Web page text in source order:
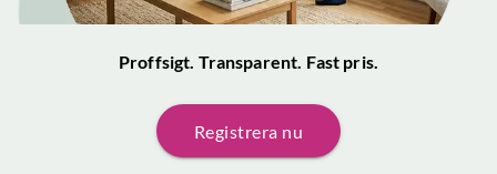
Proffsigt. Transparent. Fast pris.
Registrera nu